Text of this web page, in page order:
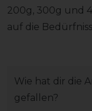
200g, 300g und
auf die
Wie hat dir die
gefallen?